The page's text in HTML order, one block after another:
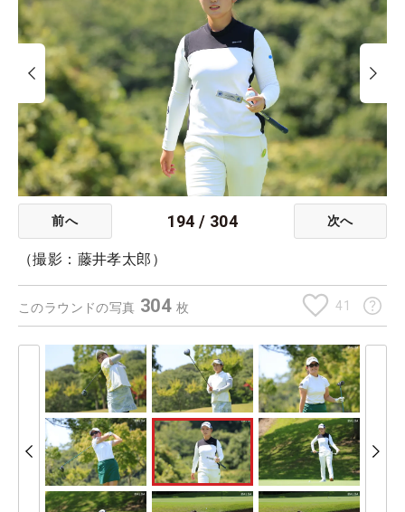
前へ 194 / 304 次へ
（撮影：藤井孝太郎）
このラウンドの写真 304 枚 41